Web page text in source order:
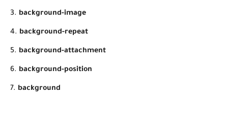
background-image
background-repeat
background-attachment
background-position
background